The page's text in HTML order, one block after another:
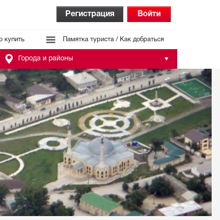
Регистрация Войти
купить Памятка туриста / Как добраться
Города и районы